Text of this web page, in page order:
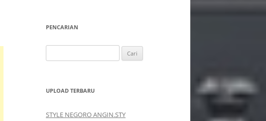
PENCARIAN
untuk:
UPLOAD TERBARU
STYLE NEGORO ANGIN.STY